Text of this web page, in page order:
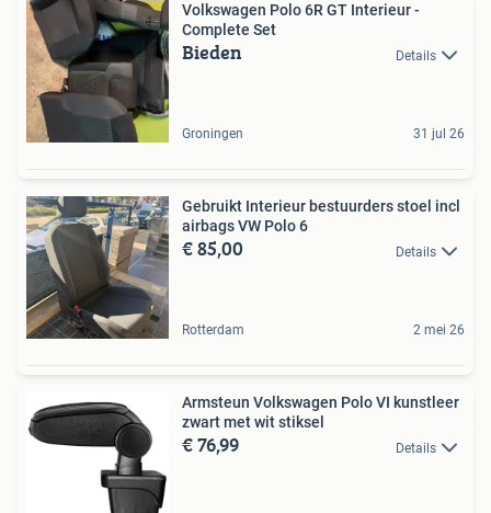
Volkswagen Polo 6R GT Interieur -
Complete Set
Bieden Details
Groningen 31 jul 26
Gebruikt Interieur bestuurders stoel incl
airbags VW Polo 6
€ 85,00 Details
Rotterdam 2 mei 26
Armsteun Volkswagen Polo VI kunstleer
zwart met wit stiksel
€ 76,99 Details